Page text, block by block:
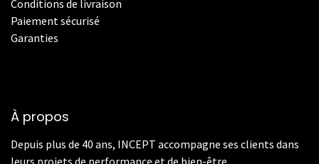
Conditions de livraison
Paiement sécurisé
Garanties
À propos
Depuis plus de 40 ans, INCEPT accompagne ses clients dans